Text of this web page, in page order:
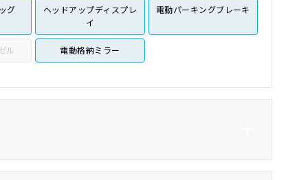
グ
ヘッドアップディスプレ
イ
電動パーキングブレーキ
ル 電動格納ミラー